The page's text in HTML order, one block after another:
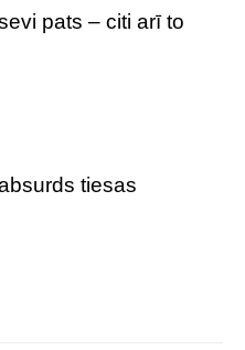
pats – citi arī to
tiesas